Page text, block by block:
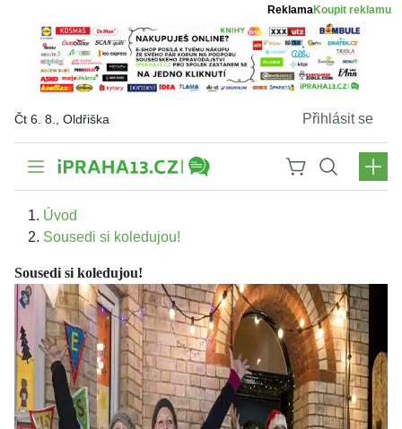
ReklamaKoupit reklamu
Čt 6. 8., Oldřiška Přihlásit se
Úvod
Sousedi si koledujou!
Sousedi si koledujou!